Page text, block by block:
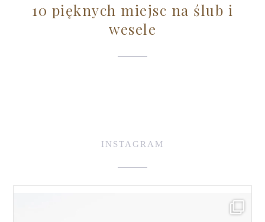
10 pięknych miejsc na ślub i
wesele
INSTAGRAM